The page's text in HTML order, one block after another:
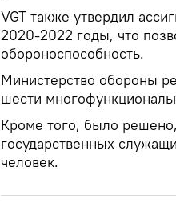
VGT также утвердил
2020-2022 годы, что
обороноспособность.
Министерство обороны
шести
Кроме того, было
государственных
человек.